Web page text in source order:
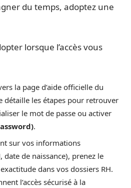
du temps, adoptez une
lorsque l’accès vous
la page d’aide officielle du
détaille les étapes pour retrouver
le mot de passe ou activer
.
sur vos informations
date de naissance), prenez le
dans vos dossiers RH.
l’accès sécurisé à la